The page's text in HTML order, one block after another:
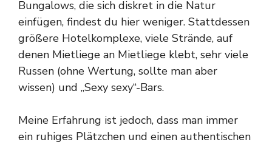
Bungalows, die sich diskret in die Natur
einfügen, findest du hier weniger. Stattdessen
größere Hotelkomplexe, viele Strände, auf
denen Mietliege an Mietliege klebt, sehr viele
Russen (ohne Wertung, sollte man aber
wissen) und „Sexy sexy“-Bars.
Meine Erfahrung ist jedoch, dass man immer
ein ruhiges Plätzchen und einen authentischen